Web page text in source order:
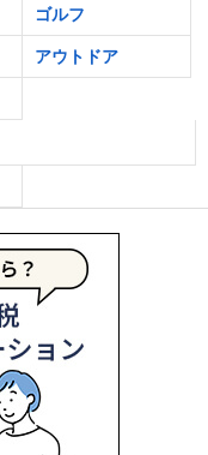
ゴルフ
アウトドア